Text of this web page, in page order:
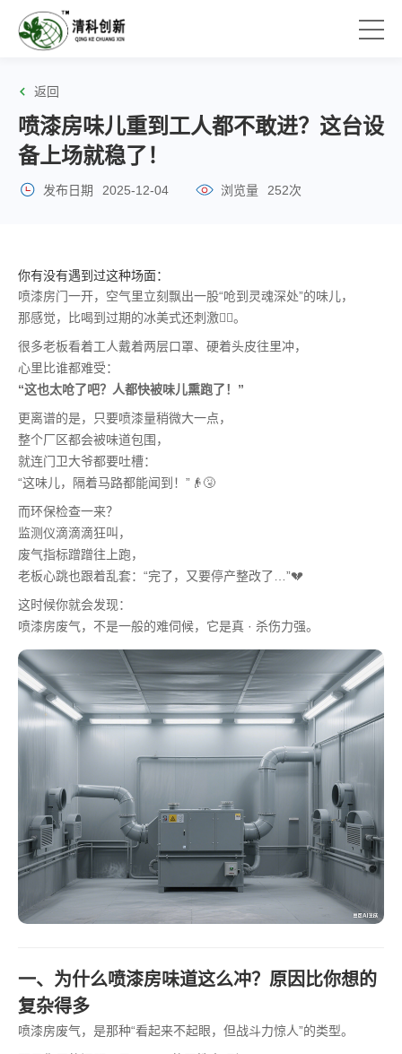
返回
喷漆房味儿重到工人都不敢进？这台设
备上场就稳了！
发布日期 2025-12-04 浏览量 252次
你有没有遇到过这种场面：
喷漆房门一开，空气里立刻飘出一股“呛到灵魂深处”的味儿，
那感觉，比喝到过期的冰美式还刺激😵‍💫。
很多老板看着工人戴着两层口罩、硬着头皮往里冲，
心里比谁都难受：
“这也太呛了吧？人都快被味儿熏跑了！”
更离谱的是，只要喷漆量稍微大一点，
整个厂区都会被味道包围，
就连门卫大爷都要吐槽：
“这味儿，隔着马路都能闻到！”👴🤧
而环保检查一来？
监测仪滴滴滴狂叫，
废气指标蹭蹭往上跑，
老板心跳也跟着乱套：“完了，又要停产整改了…”💔
这时候你就会发现：
喷漆房废气，不是一般的难伺候，它是真 · 杀伤力强。
一、为什么喷漆房味道这么冲？原因比你想的
复杂得多
喷漆房废气，是那种“看起来不起眼，但战斗力惊人”的类型。